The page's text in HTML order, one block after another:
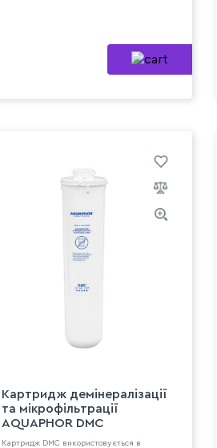
Картридж демінералізації
та мікрофільтрації
AQUAPHOR DMC
Картридж DMC використовується в